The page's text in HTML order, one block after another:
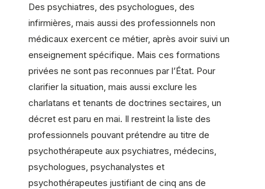
Des psychiatres, des psychologues, des
infirmières, mais aussi des professionnels non
médicaux exercent ce métier, après avoir suivi un
enseignement spécifique. Mais ces formations
privées ne sont pas reconnues par l’État. Pour
clarifier la situation, mais aussi exclure les
charlatans et tenants de doctrines sectaires, un
décret est paru en mai. Il restreint la liste des
professionnels pouvant prétendre au titre de
psychothérapeute aux psychiatres, médecins,
psychologues, psychanalystes et
psychothérapeutes justifiant de cinq ans de